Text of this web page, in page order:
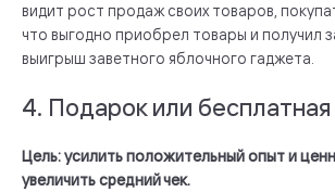
видит рост продаж своих товаров,
что выгодно приобрел товары и получил
выигрыш заветного яблочного гаджета.
4. Подарок или бесплатная
Цель: усилить положительный опыт и
увеличить средний чек.